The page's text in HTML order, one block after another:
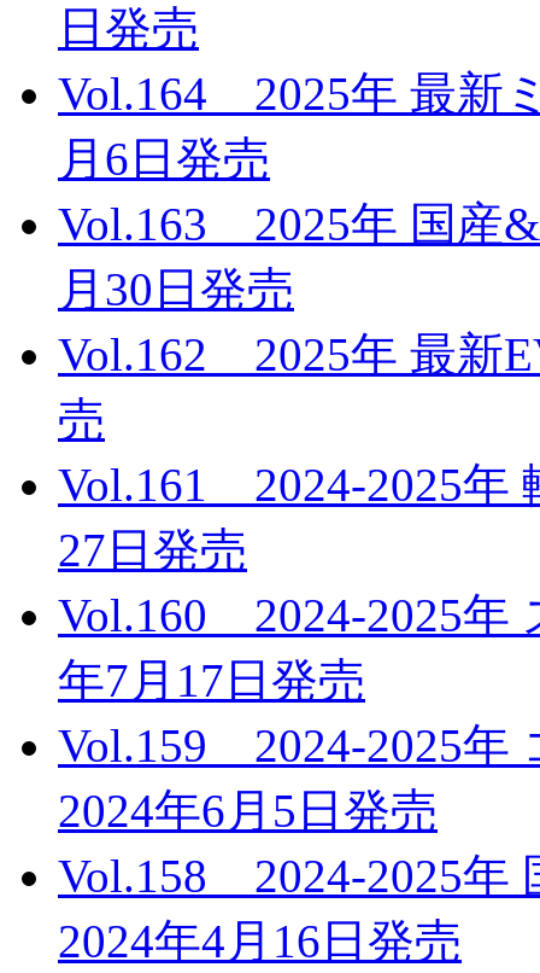
日発売
Vol.164 2025年 最新
月6日発売
Vol.163 2025年 国産
月30日発売
Vol.162 2025年 最新
売
Vol.161 2024-2025年
27日発売
Vol.160 2024-2025
年7月17日発売
Vol.159 2024-2025
2024年6月5日発売
Vol.158 2024-2025
2024年4月16日発売